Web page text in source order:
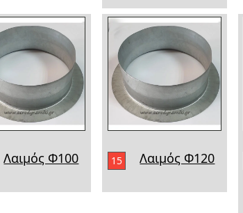
Λαιμός Φ100 15 Λαιμός Φ120